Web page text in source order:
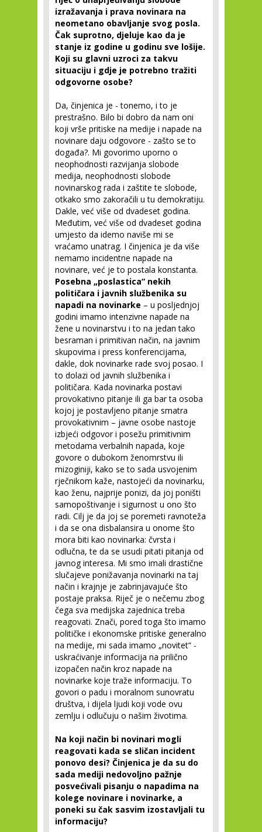
izražavanja i prava novinara na
neometano obavljanje svog posla.
Čak suprotno, djeluje kao da je
stanje iz godine u godinu sve lošije.
Koji su glavni uzroci za takvu
situaciju i gdje je potrebno tražiti
odgovorne osobe?
Da, činjenica je - tonemo, i to je
prestrašno. Bilo bi dobro da nam oni
koji vrše pritiske na medije i napade na
novinare daju odgovore - zašto se to
događa?. Mi govorimo uporno o
neophodnosti razvijanja slobode
medija, neophodnosti slobode
novinarskog rada i zaštite te slobode,
otkako smo zakoračili u tu demokratiju.
Dakle, već više od dvadeset godina.
Međutim, već više od dvadeset godina
umjesto da idemo naviše mi se
vraćamo unatrag. I činjenica je da više
nemamo incidentne napade na
novinare, već je to postala konstanta.
Posebna „poslastica“ nekih
političara i javnih službenika su
napadi na novinarke – u posljednjoj
godini imamo intenzivne napade na
žene u novinarstvu i to na jedan tako
besraman i primitivan način, na javnim
skupovima i press konferencijama,
dakle, dok novinarke rade svoj posao. I
to dolazi od javnih službenika i
političara. Kada novinarka postavi
provokativno pitanje ili ga bar ta osoba
kojoj je postavljeno pitanje smatra
provokativnim – javne osobe nastoje
izbjeći odgovor i posežu primitivnim
metodama verbalnih napada, koje
govore o dubokom ženomrstvu ili
mizoginiji, kako se to sada usvojenim
rječnikom kaže, nastojeći da novinarku,
kao ženu, najprije ponizi, da joj poništi
samopoštivanje i sigurnost u ono što
radi. Cilj je da joj se poremeti ravnoteža
i da se ona disbalansira u onome što
mora biti kao novinarka: čvrsta i
odlučna, te da se usudi pitati pitanja od
javnog interesa. Mi smo imali drastične
slučajeve ponižavanja novinarki na taj
način i krajnje je zabrinjavajuće što
postaje praksa. Riječ je o nečemu zbog
čega sva medijska zajednica treba
reagovati. Znači, pored toga što imamo
političke i ekonomske pritiske generalno
na medije, mi sada imamo „novitet“ -
uskraćivanje informacija na prilično
izopačen način kroz napade na
novinarke koje traže informaciju. To
govori o padu i moralnom sunovratu
društva, i dijela ljudi koji vode ovu
zemlju i odlučuju o našim životima.
Na koji način bi novinari mogli
reagovati kada se sličan incident
ponovo desi? Činjenica je da su do
sada mediji nedovoljno pažnje
posvećivali pisanju o napadima na
kolege novinare i novinarke, a
poneki su čak sasvim izostavljali tu
informaciju?